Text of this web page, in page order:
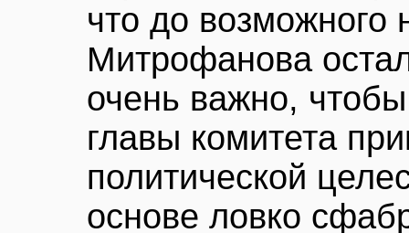
что до возможного
Митрофанова
очень важно,
главы комитета
политической
основе ловко